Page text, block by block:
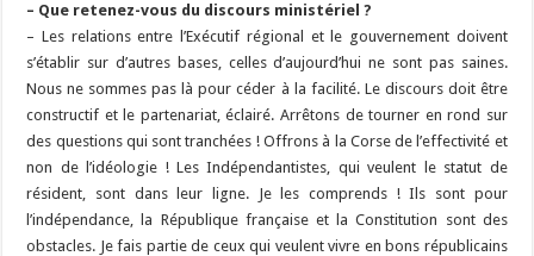
– Que retenez-vous du discours ministériel ?
– Les relations entre l’Exécutif régional et le gouvernement doivent
s’établir sur d’autres bases, celles d’aujourd’hui ne sont pas saines.
Nous ne sommes pas là pour céder à la facilité. Le discours doit être
constructif et le partenariat, éclairé. Arrêtons de tourner en rond sur
des questions qui sont tranchées ! Offrons à la Corse de l’effectivité et
non de l’idéologie ! Les Indépendantistes, qui veulent le statut de
résident, sont dans leur ligne. Je les comprends ! Ils sont pour
l’indépendance, la République française et la Constitution sont des
obstacles. Je fais partie de ceux qui veulent vivre en bons républicains